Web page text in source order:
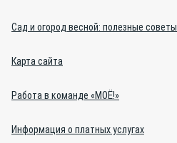
Сад и огород весной: полезные советы
Карта сайта
Работа в команде «МОЁ!»
Информация о платных услугах